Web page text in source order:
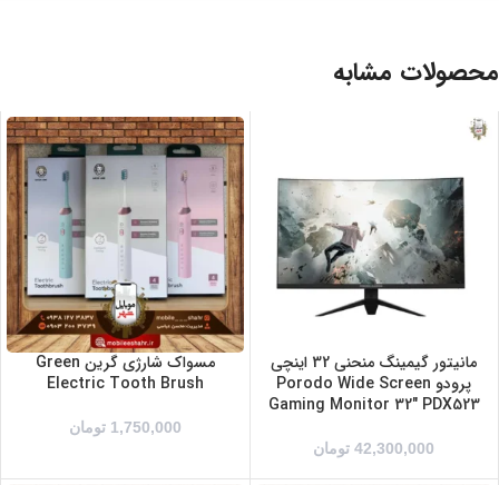
محصولات مشابه
مانیتور گیمینگ منحنی 32 اینچی
پرودو Porodo Wide Screen
Gaming Monitor 32″ PDX523
42,300,000 تومان
آبی
سفید
صورتی
مسواک شارژی گرین Green
Electric Tooth Brush
1,750,000 تومان